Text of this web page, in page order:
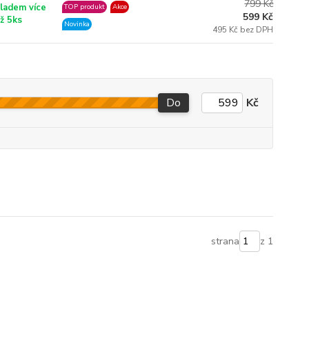
více
5ks
TOP produkt
Akce
Novinka
799 Kč
599 Kč
495 Kč bez DPH
Do Kč
strana z 1